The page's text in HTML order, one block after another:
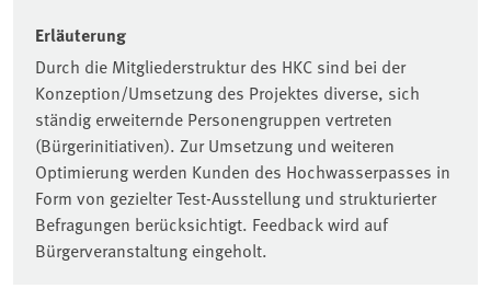
Erläuterung
Durch die Mitgliederstruktur des HKC sind bei der
Konzeption/Umsetzung des Projektes diverse, sich
ständig erweiternde Personengruppen vertreten
(Bürgerinitiativen). Zur Umsetzung und weiteren
Optimierung werden Kunden des Hochwasserpasses in
Form von gezielter Test-Ausstellung und strukturierter
Befragungen berücksichtigt. Feedback wird auf
Bürgerveranstaltung eingeholt.